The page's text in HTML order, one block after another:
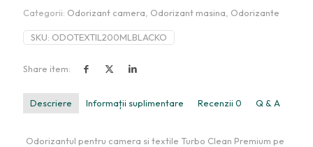
Categorii: Odorizant camera Odorizant masina Odorizante
SKU: ODOTEXTIL200MLBLACKO
Share item:
Descriere Informații suplimentare Recenzii 0 Q & A
Odorizantul pentru camera si textile Turbo Clean Premium pe